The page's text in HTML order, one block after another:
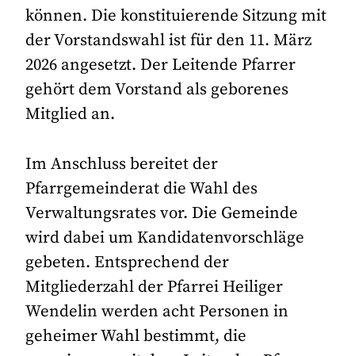
können. Die konstituierende Sitzung mit
der Vorstandswahl ist für den 11. März
2026 angesetzt. Der Leitende Pfarrer
gehört dem Vorstand als geborenes
Mitglied an.
Im Anschluss bereitet der
Pfarrgemeinderat die Wahl des
Verwaltungsrates vor. Die Gemeinde
wird dabei um Kandidatenvorschläge
gebeten. Entsprechend der
Mitgliederzahl der Pfarrei Heiliger
Wendelin werden acht Personen in
geheimer Wahl bestimmt, die